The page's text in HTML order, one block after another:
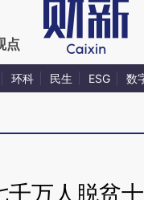
点
环科 民生 ESG 数
万人脱贫